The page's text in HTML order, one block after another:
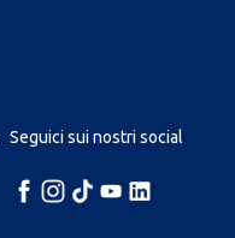
Seguici sui nostri social